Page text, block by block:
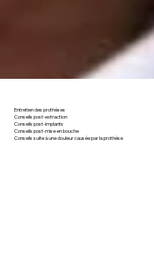
Entretien des prothèses
Conseils post-extraction
Conseils post-implants
Conseils post-mise en bouche
Conseils suite à une douleur causée par la prothèse